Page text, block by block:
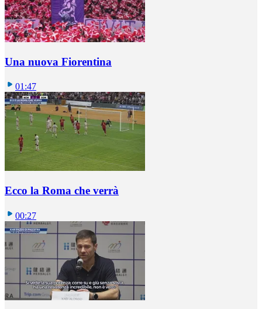
Una nuova Fiorentina
01:47
Ecco la Roma che verrà
00:27